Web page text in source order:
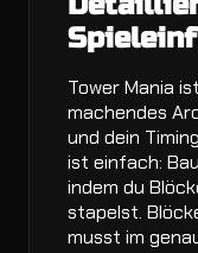
Tower Mania
machendes
und dein
ist einfach:
indem du
stapelst.
musst im